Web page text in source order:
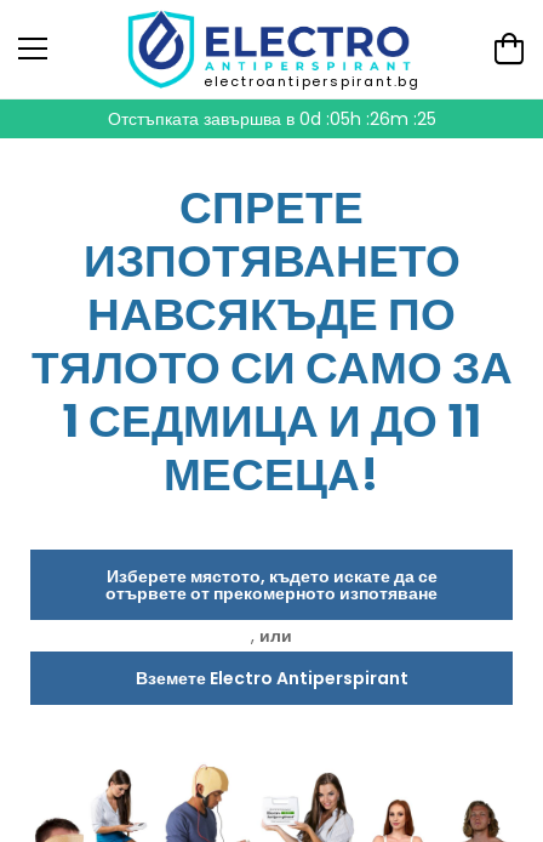
electroantiperspirant.bg
Отстъпката завършва в 0d :05h :26m :24
СПРЕТЕ
ИЗПОТЯВАНЕТО
НАВСЯКЪДЕ ПО
ТЯЛОТО СИ САМО ЗА
1 СЕДМИЦА И ДО 11
МЕСЕЦА!
Изберете мястото, където искате да се
отървете от прекомерното изпотяване
, или
Вземете Electro Antiperspirant